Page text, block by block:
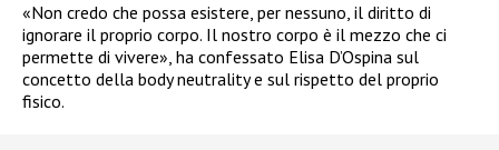
«Non credo che possa esistere, per nessuno, il diritto di
ignorare il proprio corpo. Il nostro corpo è il mezzo che ci
permette di vivere», ha confessato Elisa D’Ospina sul
concetto della body neutrality e sul rispetto del proprio
fisico.